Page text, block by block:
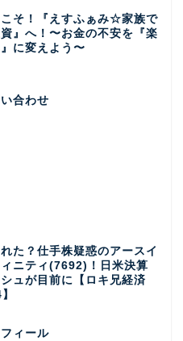
こそ！『えすふぁみ☆家族で
』へ！〜お金の不安を『楽
』に変えよう〜
合わせ
た？仕手株疑惑のアースイ
ニティ(7692)！日米決算
ュが目前に【ロキ兄経済
ィール